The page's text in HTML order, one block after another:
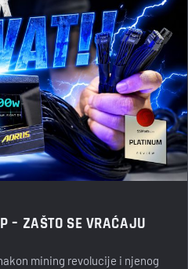
– ZAŠTO SE VRAĆAJU
mining revolucije i njenog